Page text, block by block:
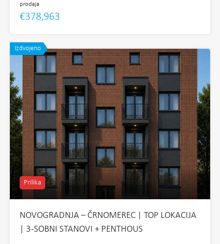
prodaja
€378,963
Izdvojeno
Prilika
NOVOGRADNJA – ČRNOMEREC | TOP LOKACIJA
| 3-SOBNI STANOVI + PENTHOUS